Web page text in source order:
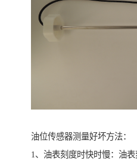
油位传感器测量好坏方法：
1、油表刻度时快时慢：油